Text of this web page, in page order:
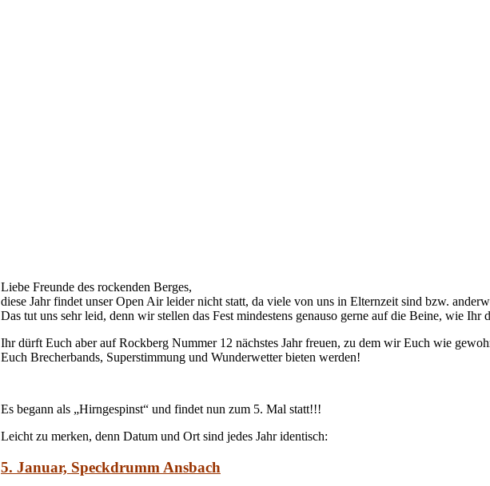
Liebe Freunde des rockenden Berges,
diese Jahr findet unser Open Air leider nicht statt, da viele von uns in Elternzeit sind bzw.
Das tut uns sehr leid, denn wir stellen das Fest mindestens genauso gerne auf die Beine, wie Ihr
Ihr dürft Euch aber auf Rockberg Nummer 12 nächstes Jahr freuen, zu dem wir Euch wie
Euch Brecherbands, Superstimmung und Wunderwetter bieten werden!
Es begann als „Hirngespinst“ und findet nun zum 5. Mal statt!!!
Leicht zu merken, denn Datum und Ort sind jedes Jahr identisch:
5. Januar, Speckdrumm Ansbach